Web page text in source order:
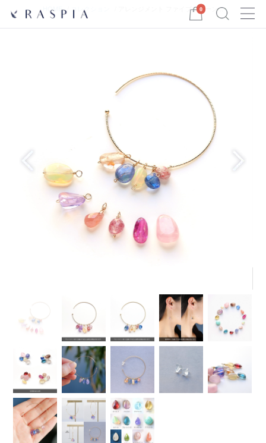
Menu
0
HOME コレクション アレンジメント ファイブストーン...